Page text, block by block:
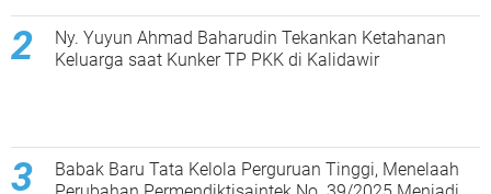
Ny. Yuyun Ahmad Baharudin Tekankan Ketahanan
Keluarga saat Kunker TP PKK di Kalidawir
Babak Baru Tata Kelola Perguruan Tinggi, Menelaah